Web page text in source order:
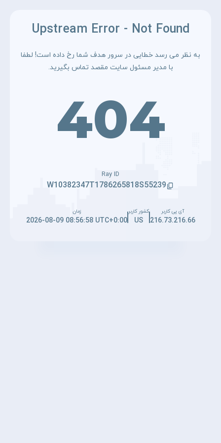
Upstream Error - Not Found
به نظر می رسد خطایی در سرور هدف شما رخ داده است! لطفا
با مدیر مسئول سایت مقصد تماس بگیرید.
404
Ray ID
W10382347T1786265818S55239
آی پی کاربر
216.73.216.66
کشور کاربر
US
زمان
2026-08-09 08:56:58 UTC+0:00